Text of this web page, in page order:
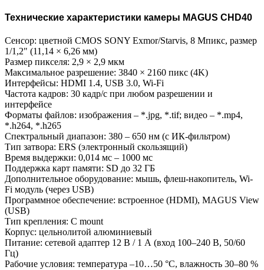
Технические характеристики камеры MAGUS CHD40
Сенсор: цветной CMOS SONY Exmor/Starvis, 8 Мпикс, размер
1/1,2" (11,14 × 6,26 мм)
Размер пикселя: 2,9 × 2,9 мкм
Максимальное разрешение: 3840 × 2160 пикс (4K)
Интерфейсы: HDMI 1.4, USB 3.0, Wi-Fi
Частота кадров: 30 кадр/с при любом разрешении и
интерфейсе
Форматы файлов: изображения – *.jpg, *.tif; видео – *.mp4,
*.h264, *.h265
Спектральный диапазон: 380 – 650 нм (с ИК-фильтром)
Тип затвора: ERS (электронный скользящий)
Время выдержки: 0,014 мс – 1000 мс
Поддержка карт памяти: SD до 32 ГБ
Дополнительное оборудование: мышь, флеш-накопитель, Wi-
Fi модуль (через USB)
Программное обеспечение: встроенное (HDMI), MAGUS View
(USB)
Тип крепления: C mount
Корпус: цельнолитой алюминиевый
Питание: сетевой адаптер 12 В / 1 А (вход 100–240 В, 50/60
Гц)
Рабочие условия: температура –10…50 °C, влажность 30–80 %